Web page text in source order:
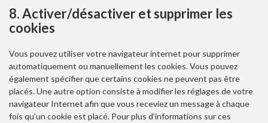
8. Activer/désactiver et supprimer les
cookies
Vous pouvez utiliser votre navigateur internet pour supprimer
automatiquement ou manuellement les cookies. Vous pouvez
également spécifier que certains cookies ne peuvent pas être
placés. Une autre option consiste à modifier les réglages de votre
navigateur Internet afin que vous receviez un message à chaque
fois qu’un cookie est placé. Pour plus d’informations sur ces